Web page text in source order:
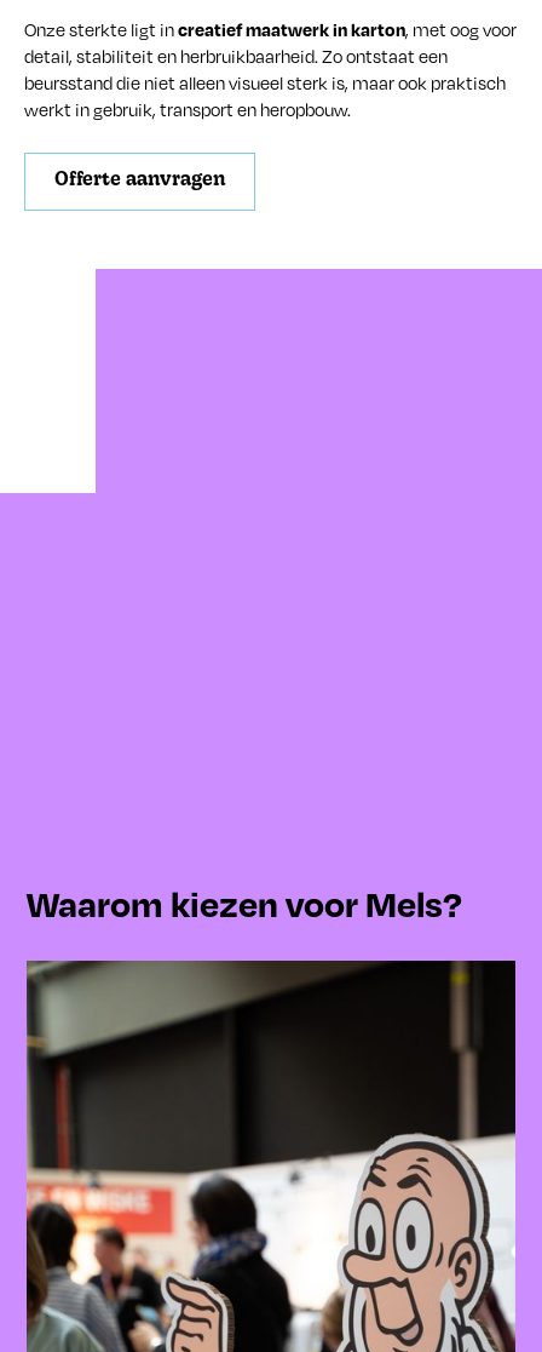
Onze sterkte ligt increatief maatwerk in karton, met oog voor
detail, stabiliteit en herbruikbaarheid. Zo ontstaat een
beursstand die niet alleen visueel sterk is, maar ook praktisch
werkt in gebruik, transport en heropbouw.
Offerte aanvragen
Waarom kiezen voor Mels?